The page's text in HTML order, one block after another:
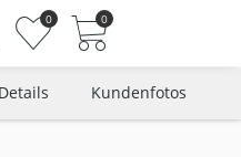
0 0
Details Kundenfotos